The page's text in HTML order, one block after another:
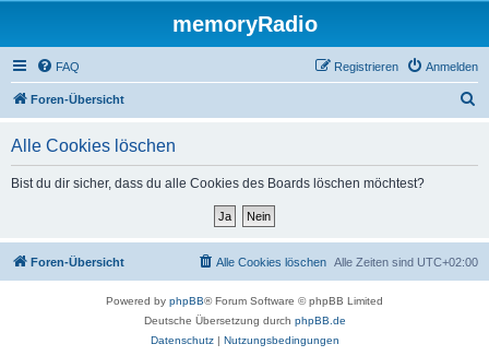
memoryRadio
FAQ Anmelden
Registrieren
Foren-Übersicht
Alle Cookies löschen
Bist du dir sicher, dass du alle Cookies des Boards löschen möchtest?
Foren-Übersicht Alle Zeiten sind UTC+02:00
Alle Cookies löschen
Powered by phpBB® Forum Software © phpBB Limited
Deutsche Übersetzung durch phpBB.de
Datenschutz| Nutzungsbedingungen